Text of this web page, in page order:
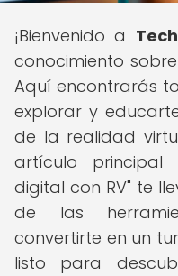
¡Bienvenido a
conocimiento
Aquí encontrarás
explorar y
de la realidad
artículo principal
digital con RV" te
de las
convertirte en un
listo para